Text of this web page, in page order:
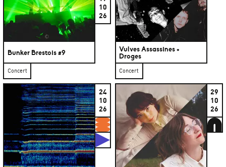
Bunker Brestois #9
10
26
Concert
Vulves Assassines +
Droges
Concert
24
10
26
Formations
Studios
29
10
26